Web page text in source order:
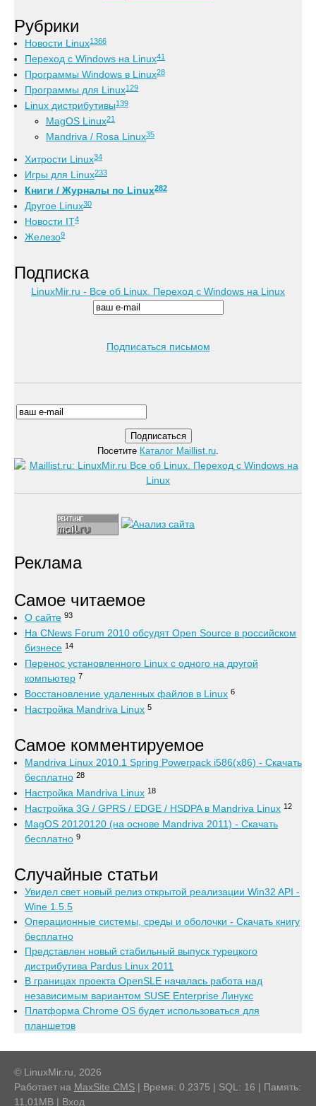
Рубрики
Новости Linux1366
Переход с Windows на Linux41
Программы Windows в Linux28
Программы для Linux129
Linux дистрибутивы139
MagOS Linux21
Mandriva / Rosa Linux35
Хитрости Linux34
Игры для Linux233
Книги / Журналы по Linux282
Другое Linux30
Новости IT4
Железо9
Подписка
LinuxMir.ru - Все об Linux. Переход с Windows на Linux
Подписаться письмом
Посетите Каталог Maillist.ru.
Реклама
Самое читаемое
О сайте 93
На CNews Forum 2010 обсудят Open Source в российском
бизнесе 14
Перенос установленного Linux с одного на другой
компьютер 7
Восстановление удаленных файлов в Linux 6
Настройка Mandriva Linux 5
Самое комментируемое
Mandriva Linux 2010.1 Spring Powerpack i586(x86) - Скачать
бесплатно 28
Настройка Mandriva Linux 18
Настройка 3G / GPRS / EDGE / HSDPA в Mandriva Linux 12
MagOS 20120120 (на основе Mandriva 2011) - Скачать
бесплатно 9
Случайные статьи
Увидел свет новый релиз открытой реализации Win32 API -
Wine 1.5.5
Операционные системы, среды и оболочки - Скачать книгу
бесплатно
Представлен новый стабильный выпуск турецкого
дистрибутива Pardus Linux 2011
В границах проекта OpenSLE началась работа над
независимым вариантом SUSE Enterprise Линукс
Платформа Chrome OS будет использоваться для
планшетов
© LinuxMir.ru, 2026
Работает на MaxSite CMS | Время: 0.2375 | SQL: 16 | Память:
11,01MB | Вход